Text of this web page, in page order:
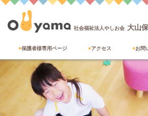
社会福祉法人やしお会 大山
保護者様専用ページ アクセス お問